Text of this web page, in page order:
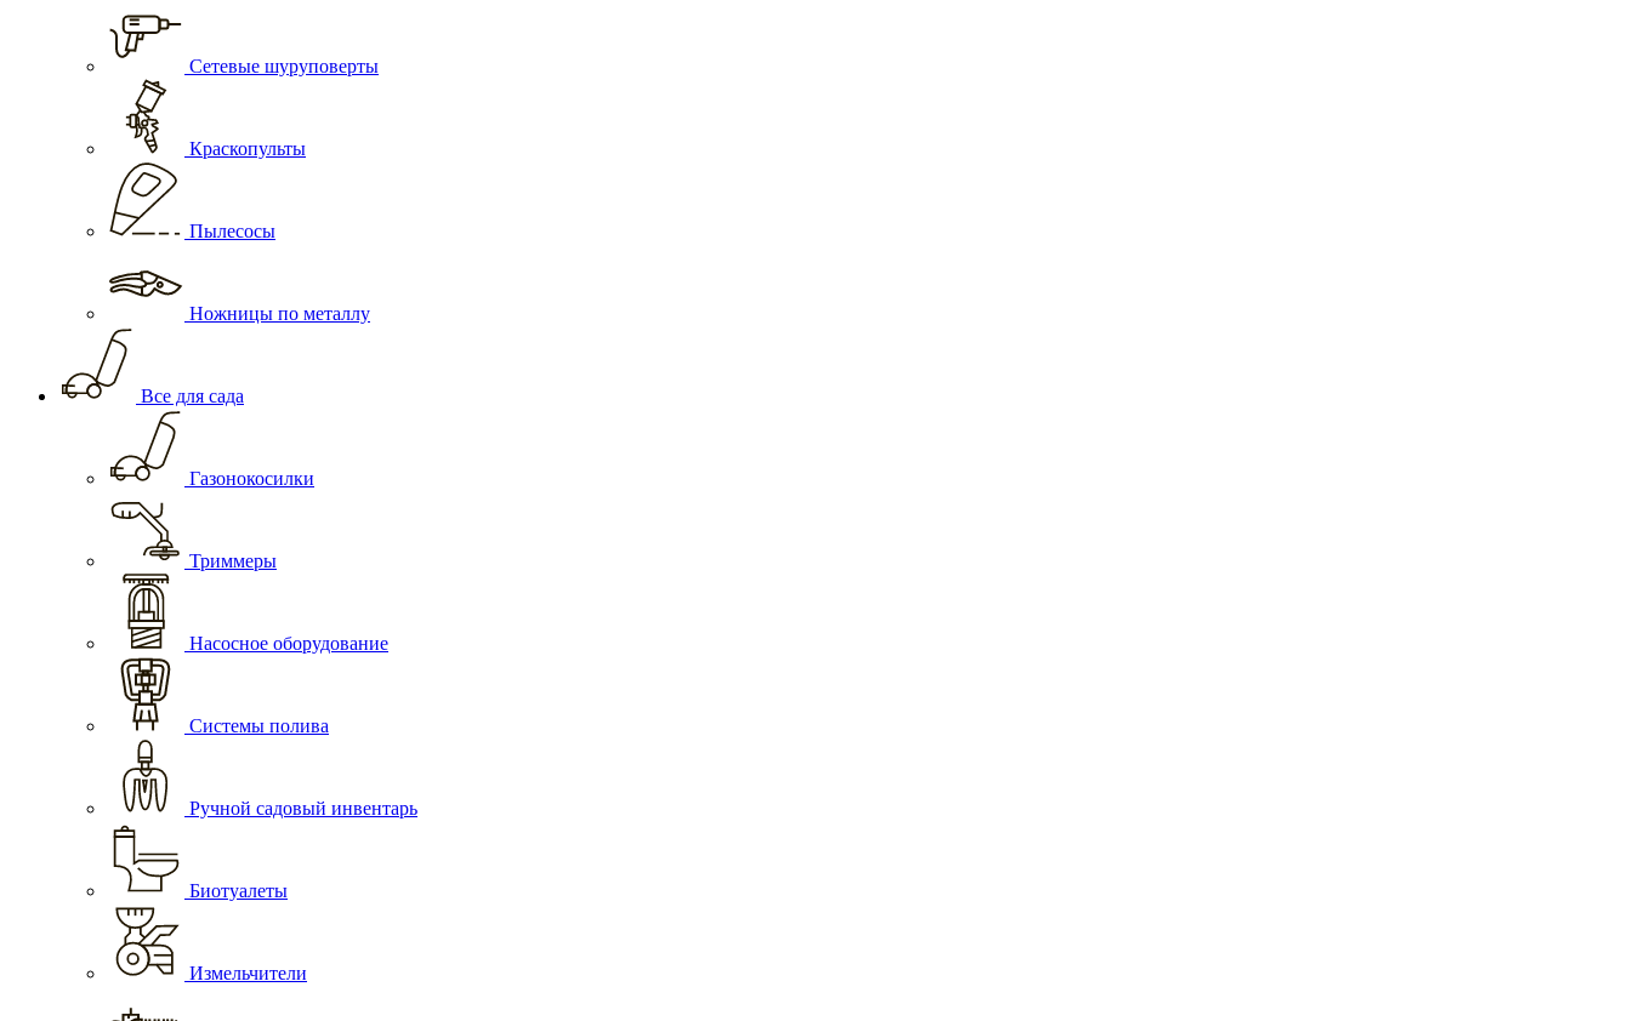
Сетевые шуруповерты
Краскопульты
Пылесосы
Ножницы по металлу
Все для сада
Газонокосилки
Триммеры
Насосное оборудование
Системы полива
Ручной садовый инвентарь
Биотуалеты
Измельчители